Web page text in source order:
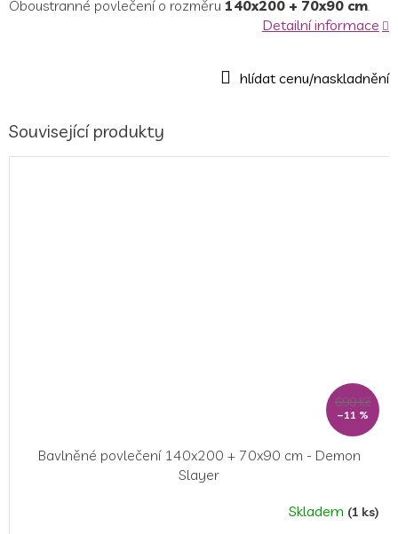
Oboustranné povlečení o rozměru 140x200 + 70x90 cm
Detailní informace
Související produkty
699 Kč
–11 %
Bavlněné povlečení 140x200 + 70x90 cm - Demon
Slayer
Skladem (1 ks)